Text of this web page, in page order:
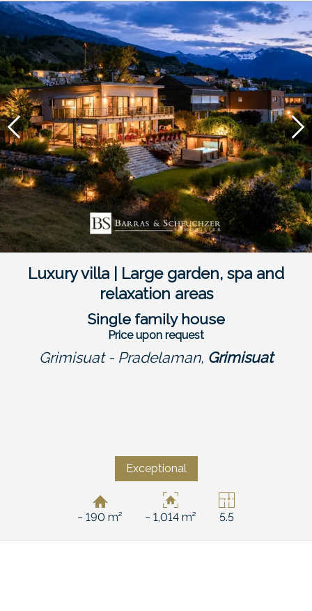
Luxury villa | Large garden, spa and
relaxation areas
Single family house
Price upon request
Grimisuat - Pradelaman, Grimisuat
Exceptional
~ 190 m² ~ 1,014 m² 5.5